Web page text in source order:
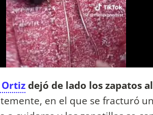
dejó de lado los zapatos
en el que se fracturó